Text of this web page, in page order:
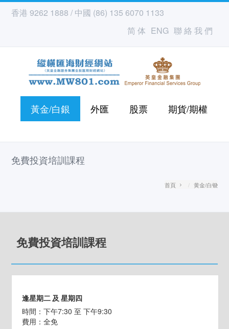
香港 9262 1888 / 中國 (86) 135 6070 1133
简 体 ENG 聯 絡 我 們
黃金/白銀 外匯 股票 期貨/期權
免費投資培訓課程
首頁 黄金/白银
免費投資培訓課程
逢星期二 及 星期四
時間：下午7:30 至 下午9:30
費用：全免